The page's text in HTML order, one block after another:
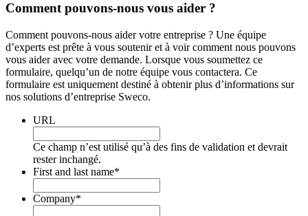
Comment pouvons-nous vous aider ?
Comment pouvons-nous aider votre entreprise ? Une équipe
d’experts est prête à vous soutenir et à voir comment nous pouvons
vous aider avec votre demande. Lorsque vous soumettez ce
formulaire, quelqu’un de notre équipe vous contactera. Ce
formulaire est uniquement destiné à obtenir plus d’informations sur
nos solutions d’entreprise Sweco.
URL
Ce champ n’est utilisé qu’à des fins de validation et devrait
rester inchangé.
First and last name*
Company*